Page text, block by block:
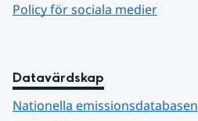
Policy för sociala medier
Datavärdskap
Nationella emissionsdatabasen